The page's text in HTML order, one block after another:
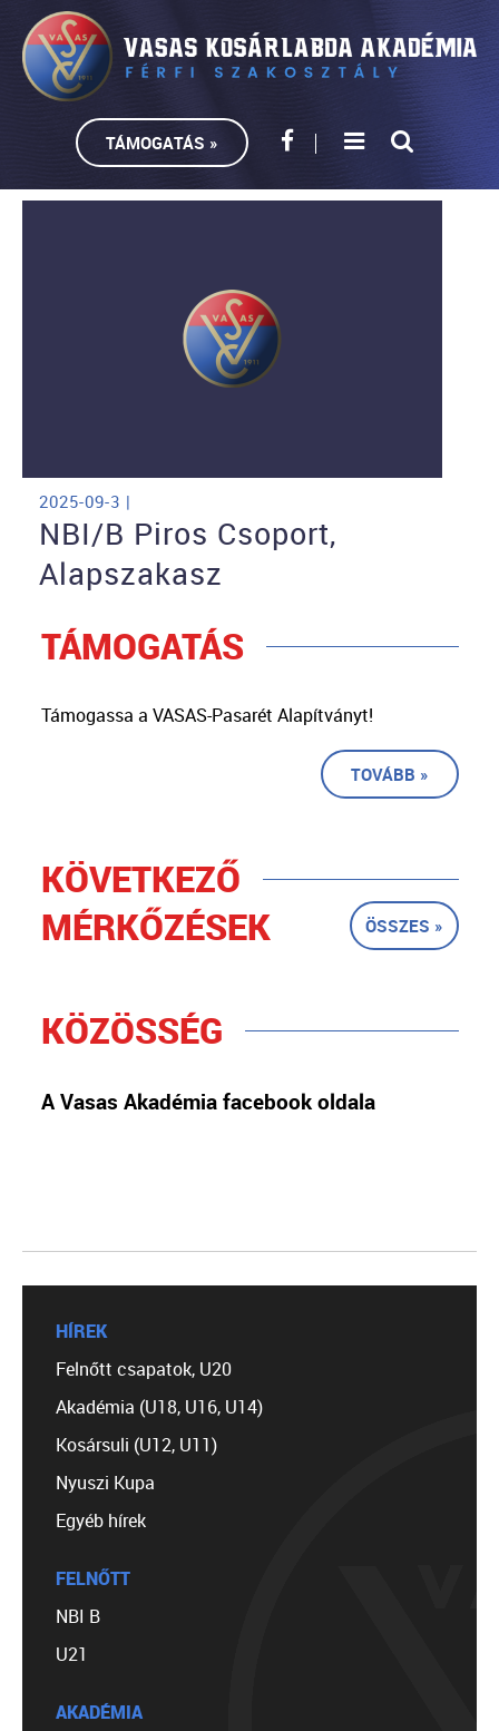
TÁMOGATÁS »
2025-09-3 |
NBI/B Piros Csoport,
Alapszakasz
TÁMOGATÁS
Támogassa a VASAS-Pasarét Alapítványt!
TOVÁBB »
KÖVETKEZŐ
MÉRKŐZÉSEK
ÖSSZES »
KÖZÖSSÉG
A Vasas Akadémia facebook oldala
HÍREK
Felnőtt csapatok, U20
Akadémia (U18, U16, U14)
Kosársuli (U12, U11)
Nyuszi Kupa
Egyéb hírek
FELNŐTT
NBI B
U21
AKADÉMIA